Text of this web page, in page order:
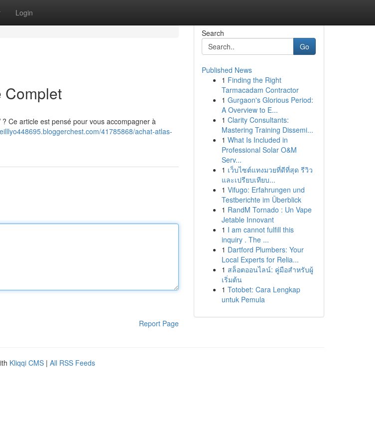
Login
Complet
Ce article est pensé pour vous accompagner à
41785868/achat-atlas-
Report Page
Search
Go
Published News
1 Finding the Right
Tarmacadam Contractor
1 Gurgaon's Glorious Period:
A Overview to E...
1 Clarity Consultants:
Mastering Training Dissemi...
1 What Is Included in
Professional Solar O&M
Serv...
1 เว็บไซต์แทงมวยที่ดีที่สุด รีวิว
และเปรียบเทียบ...
1 Vifugo: Erfahrungen und
Testberichte im Überblick
1 RandM Tornado : Un Vape
Jetable Innovant
1 I am cannot fulfill this
inquiry . The ...
1 Dartford Plumbers: Your
Local Experts for Relia...
1 สล็อตออนไลน์: คู่มือสำหรับผู้
เริ่มต้น
1 Totobet: Cara Lengkap
untuk Pemula
Kliqqi CMS | All RSS Feeds